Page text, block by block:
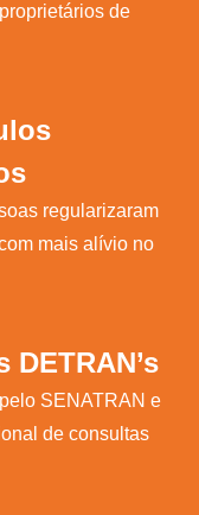
de
regularizaram
mais alívio no
SENATRAN e
de consultas